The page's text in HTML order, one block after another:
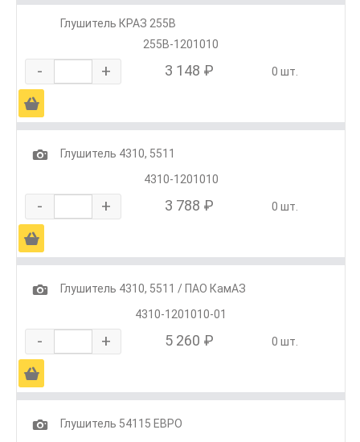
Глушитель КРАЗ 255В
255В-1201010
- + 3 148 ₽ 0 шт.
Ä
1
Глушитель 4310, 5511
4310-1201010
- + 3 788 ₽ 0 шт.
Ä
1
Глушитель 4310, 5511 / ПАО КамАЗ
4310-1201010-01
- + 5 260 ₽ 0 шт.
Ä
1
Глушитель 54115 ЕВРО